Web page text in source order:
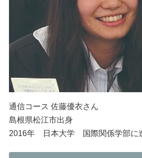
通信コース 佐藤優衣さん
島根県松江市出身
2016年 日本大学 国際関係学部に